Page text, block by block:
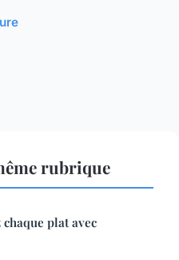
rubrique
chaque plat avec